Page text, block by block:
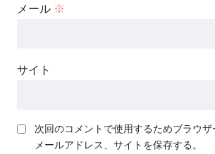
メール ※
サイト
次回のコメントで使用するためブラウザ
メールアドレス、サイトを保存する。